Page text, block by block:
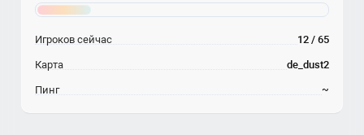
Игроков сейчас 12 / 65
Карта de_dust2
Пинг ~